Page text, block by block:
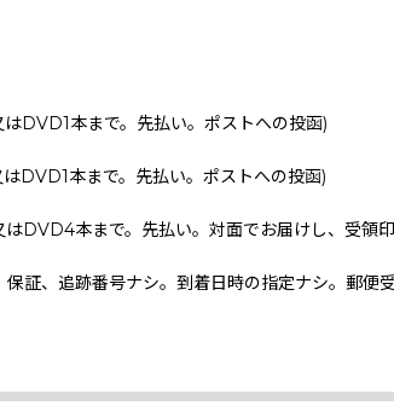
はDVD1本まで。先払い。ポストへの投函)
はDVD1本まで。先払い。ポストへの投函)
はDVD4本まで。先払い。対面でお届けし、受領
保証、追跡番号ナシ。到着日時の指定ナシ。郵